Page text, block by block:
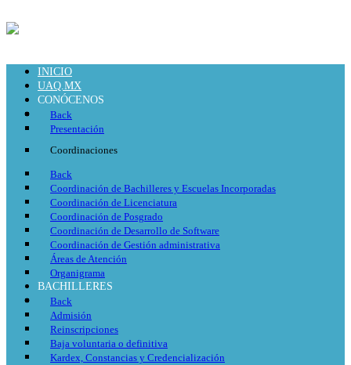
INICIO
UAQ.MX
CONÓCENOS
Back
Presentación
Coordinaciones
Back
Coordinación de Bachilleres y Escuelas Incorporadas
Coordinación de Licenciatura
Coordinación de Posgrado
Coordinación de Desarrollo de Software
Coordinación de Gestión administrativa
Áreas de Atención
Organigrama
BACHILLERES
Back
Admisión
Reinscripciones
Baja voluntaria o definitiva
Kardex, Constancias y Credencialización